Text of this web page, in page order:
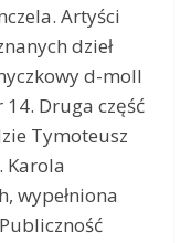
Artyści
dzieł
d-moll
14. Druga część
Tymoteusz
Karola
wypełniona